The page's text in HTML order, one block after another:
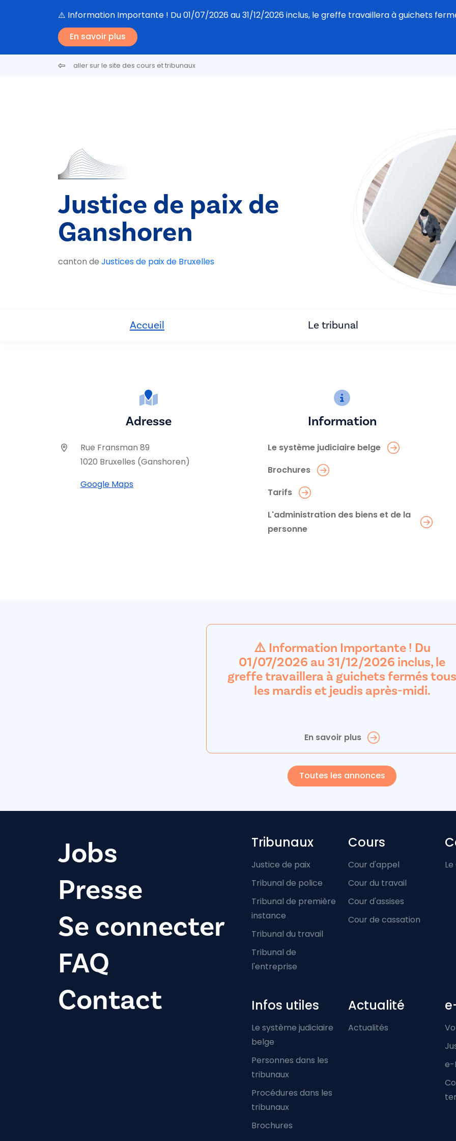
⚠️ Information Importante ! Du 01/07/2026 au 31/12/2026 inclus, le greffe travaillera à guichets
En savoir plus
aller sur le site des cours et tribunaux
Justice de paix de
Ganshoren
canton de Justices de paix de Bruxelles
Accueil Le tribunal
Adresse
Rue Fransman 89
1020 Bruxelles (Ganshoren)
Google Maps
Information
Le système judiciaire belge
Brochures
Tarifs
L'administration des biens et de la
personne
⚠️ Information Importante ! Du
01/07/2026 au 31/12/2026 inclus, le
greffe travaillera à guichets fermés tous
les mardis et jeudis après-midi.
En savoir plus
Toutes les annonces
Jobs
Presse
Se connecter
FAQ
Contact
Footer-menu
Tribunaux
Justice de paix
Tribunal de police
Tribunal de première
instance
Tribunal du travail
Tribunal de
l'entreprise
Cours
Cour d'appel
Cour du travail
Cour d'assises
Cour de cassation
Infos utiles
Le système judiciaire
belge
Personnes dans les
tribunaux
Procédures dans les
tribunaux
Brochures
Actualité
Actualités
e-